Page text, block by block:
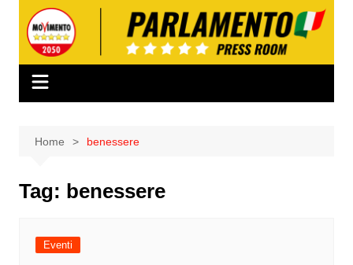
contenuto
Home benessere
Tag: benessere
Eventi